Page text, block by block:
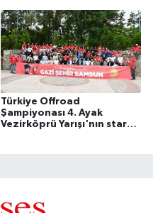
Türkiye Offroad
Şampiyonası 4. Ayak
Vezirköprü Yarışı'nın start